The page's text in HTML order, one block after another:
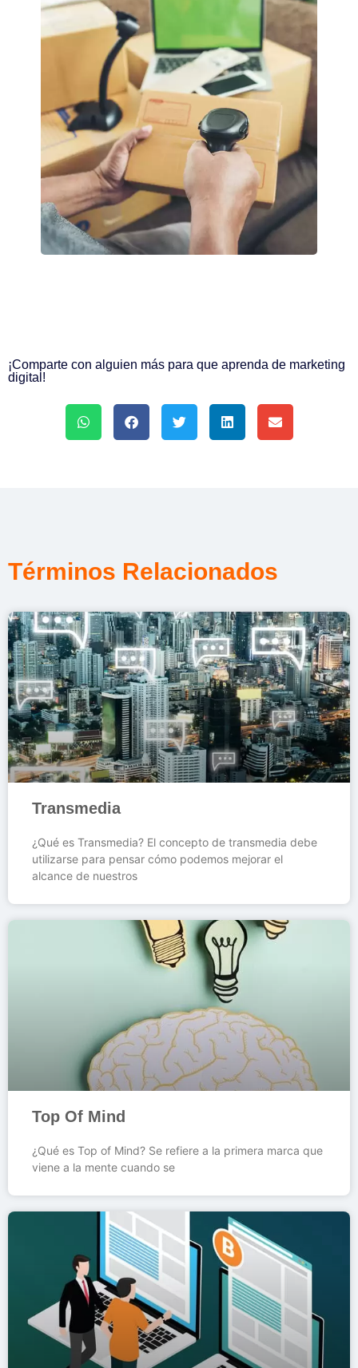
¡Comparte con alguien más para que aprenda de marketing
digital!
Términos Relacionados
Transmedia
¿Qué es Transmedia? El concepto de transmedia debe
utilizarse para pensar cómo podemos mejorar el
alcance de nuestros
Top Of Mind
¿Qué es Top of Mind? Se refiere a la primera marca que
viene a la mente cuando se